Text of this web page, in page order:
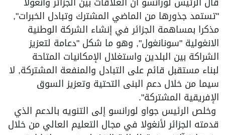
"تستمد جذورها من الماضي المشترك وتبادل الخبرات",
مذكرا بمساهمة الجزائر في إنشاء الشركة الوطنية
الانغولية "سونانغول", وهو ما شكل "دعامة لتعزيز
الشراكة بين البلدين واستغلال الإمكانيات المتاحة
لبناء مستقبل قائم على التبادل والمنفعة المشتركة, لا
سيما من خلال دعم البنى التحتية وتعزيز السوق
الإفريقية المشتركة".
وخلص الرئيس جواو لورانسو إلى التنويه بالدعم الذي
قدمته الجزائر لأنغولا في مجال التعليم العالي من خلال